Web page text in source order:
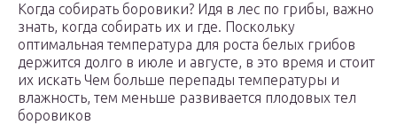
Когда собирать боровики? Идя в лес по грибы, важно
знать, когда собирать их и где. Поскольку
оптимальная температура для роста белых грибов
держится долго в июле и августе, в это время и стоит
их искать Чем больше перепады температуры и
влажность, тем меньше развивается плодовых тел
боровиков